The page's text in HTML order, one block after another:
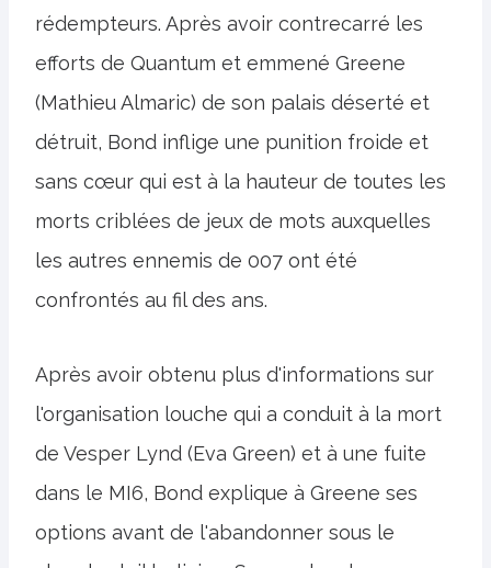
rédempteurs. Après avoir contrecarré les
efforts de Quantum et emmené Greene
(Mathieu Almaric) de son palais déserté et
détruit, Bond inflige une punition froide et
sans cœur qui est à la hauteur de toutes les
morts criblées de jeux de mots auxquelles
les autres ennemis de 007 ont été
confrontés au fil des ans.
Après avoir obtenu plus d'informations sur
l'organisation louche qui a conduit à la mort
de Vesper Lynd (Eva Green) et à une fuite
dans le MI6, Bond explique à Greene ses
options avant de l'abandonner sous le